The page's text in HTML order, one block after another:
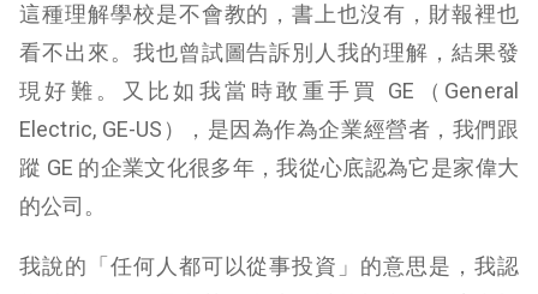
這種理解學校是不會教的，書上也沒有，財報裡也
看不出來。我也曾試圖告訴別人我的理解，結果發
現好難。又比如我當時敢重手買 GE（General
Electric, GE-US），是因為作為企業經營者，我們跟
蹤 GE 的企業文化很多年，我從心底認為它是家偉大
的公司。
我說的「任何人都可以從事投資」的意思是，我認